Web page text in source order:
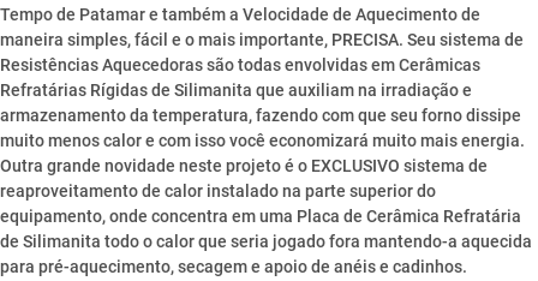
Tempo de Patamar e também a Velocidade de Aquecimento de
maneira simples, fácil e o mais importante, PRECISA. Seu sistema de
Resistências Aquecedoras são todas envolvidas em Cerâmicas
Refratárias Rígidas de Silimanita que auxiliam na irradiação e
armazenamento da temperatura, fazendo com que seu forno dissipe
muito menos calor e com isso você economizará muito mais energia.
Outra grande novidade neste projeto é o EXCLUSIVO sistema de
reaproveitamento de calor instalado na parte superior do
equipamento, onde concentra em uma Placa de Cerâmica Refratária
de Silimanita todo o calor que seria jogado fora mantendo-a aquecida
para pré-aquecimento, secagem e apoio de anéis e cadinhos.